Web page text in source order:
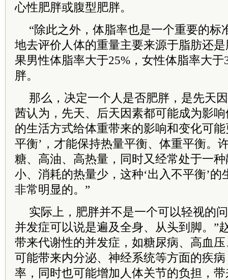
心性肥胖或腹型肥胖。
“除此之外，体脂率也是一个重要的标
地去评价人体的重量主要来源于脂肪还
果男性体脂率大于25%，女性体脂率大
胖。
那么，决定一个人是否肥胖，是先天
茜认为，先天、后天因素都可能成为影
的生活方式给体重带来的影响和变化可
平衡’，才能保持热量平衡、体重平衡。
糖、高油、高热量，同时又经常处于一
小、消耗的热量少，这种‘出入不平衡’
非常明显的。”
实际上，肥胖并不是一个可以轻视的
并发症可以说是遍及全身、从头到脚。”
带来代谢性的并发症，如糖尿病、高血
可能带来内分泌、神经系统等方面的疾
率，同时也可能增加人体关节的负担，